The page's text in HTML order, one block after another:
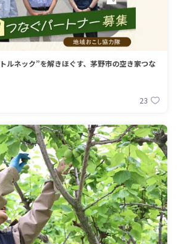
ルネック”を解きほぐす、茅野市の空き家つな
23